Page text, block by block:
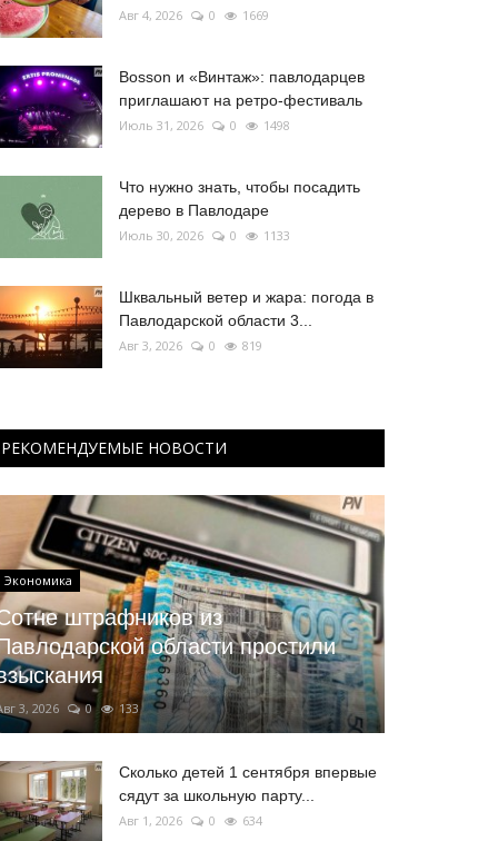
Авг 4, 2026 0 1669
Bosson и «Винтаж»: павлодарцев
приглашают на ретро-фестиваль
Июль 31, 2026 0 1498
Что нужно знать, чтобы посадить
дерево в Павлодаре
Июль 30, 2026 0 1133
Шквальный ветер и жара: погода в
Павлодарской области 3...
Авг 3, 2026 0 819
РЕКОМЕНДУЕМЫЕ НОВОСТИ
Экономика
штрафников из
области простили
3, 2026 0 133
Сколько детей 1 сентября впервые
сядут за школьную парту...
Авг 1, 2026 0 634